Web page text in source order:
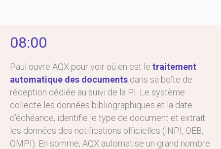
08:00
Paul ouvre AQX pour voir où en est le traitement
automatique des documents dans sa boîte de
réception dédiée au suivi de la PI. Le système
collecte les données bibliographiques et la date
d’échéance, identifie le type de document et extrait
les données des notifications officielles (INPI, OEB,
OMPI). En somme, AQX automatise un grand nombre